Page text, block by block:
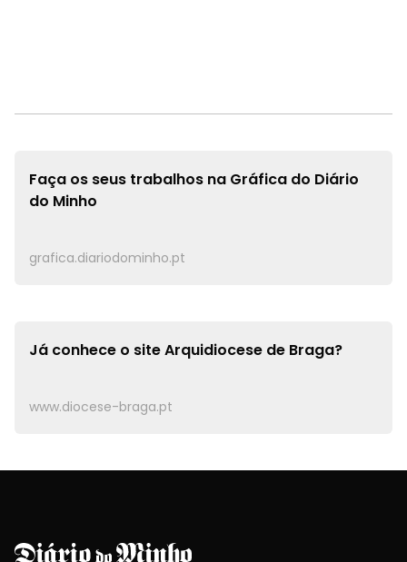
Faça os seus trabalhos na Gráfica do Diário
do Minho
grafica.diariodominho.pt
Já conhece o siteArquidiocese de Braga?
www.diocese-braga.pt